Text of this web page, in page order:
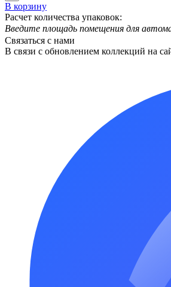
В корзину
Расчет количества упаковок:
Введите площадь помещения для
Связаться с нами
В связи с обновлением коллекций на